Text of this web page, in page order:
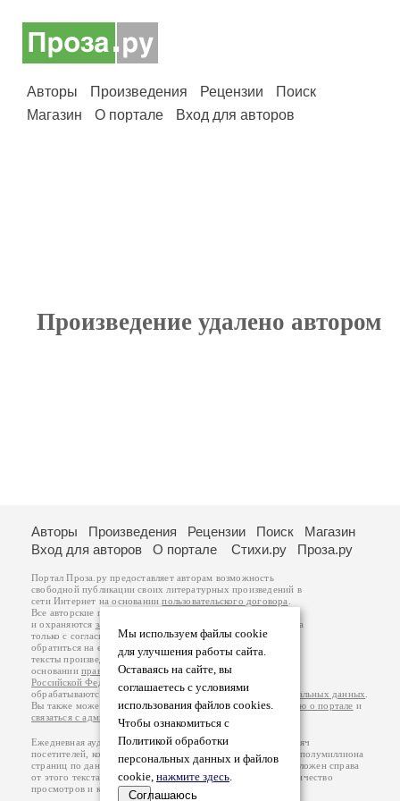
Авторы Произведения Рецензии
Поиск
Магазин
О портале Вход для авторов
Произведение удалено автором
Мы используем файлы cookie
для улучшения работы сайта.
Оставаясь на сайте, вы
соглашаетесь с условиями
использования файлов cookies.
Чтобы ознакомиться с
Политикой обработки
персональных данных и файлов
cookie, нажмите здесь.
Соглашаюсь
Авторы Произведения Рецензии Поиск
Магазин
Вход для авторов
О портале Стихи.ру Проза.ру
Портал Проза.ру предоставляет авторам возможность
свободной публикации своих литературных произведений в
сети Интернет на основаниипользовательского договора
Все авторские права на произведения принадлежат авторам
и охраняются законом
. Перепечатка произведений возможна
только с согласия его автора, к которому вы можете
обратиться на его авторской странице. Ответственность за
тексты произведений авторы несут самостоятельно на
основанииправил публикацииизаконодательства
Российской Федерации
обрабатываются на основанииПолитики обработки персональных данных
Вы также можете посмотреть более подробнуюинформацию о портале и
связаться с администрацией
Ежедневная аудитория портала Проза.ру – порядка 100 тысяч
посетителей, которые в общей сумме просматривают более полумиллиона
страниц по данным счетчика посещаемости, который расположен справа
от этого текста. В каждой графе указано по две цифры: количество
просмотров и количество посетителей.